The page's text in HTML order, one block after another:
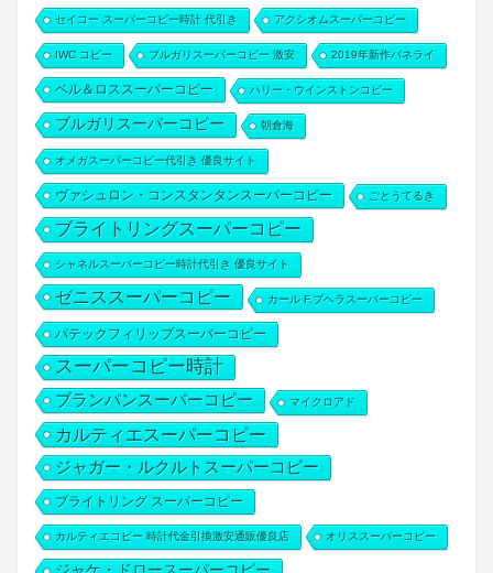
セイコー スーパーコピー時計 代引き アクシオムスーパーコピー
IWC コピー ブルガリスーパーコピー 激安 2019年新作パネライ
ベル＆ロススーパーコピー ハリー・ウインストンコピー
ブルガリスーパーコピー 朝倉海
オメガスーパーコピー代引き 優良サイト
ヴァシュロン・コンスタンタンスーパーコピー ごとうてるき
ブライトリングスーパーコピー
シャネルスーパーコピー時計代引き 優良サイト
ゼニススーパーコピー カール F.ブヘラスーパーコピー
パテックフィリップスーパーコピー
スーパーコピー時計
ブランパンスーパーコピー マイクロアド
カルティエスーパーコピー
ジャガー・ルクルトスーパーコピー
ブライトリング スーパーコピー
カルティエコピー 時計代金引換激安通販優良店 オリススーパーコピー